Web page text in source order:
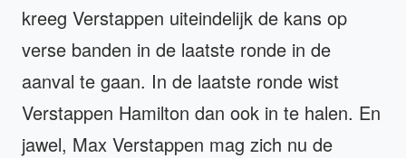
kreeg Verstappen uiteindelijk de kans op
verse banden in de laatste ronde in de
aanval te gaan. In de laatste ronde wist
Verstappen Hamilton dan ook in te halen. En
jawel, Max Verstappen mag zich nu de